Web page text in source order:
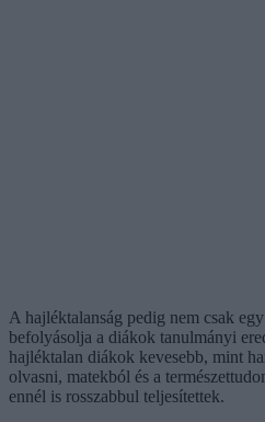
A hajléktalanság pedig nem csak
befolyásolja a diákok tanulmányi
hajléktalan diákok kevesebb, mint
olvasni, matekból és a
ennél is rosszabbul teljesítettek.